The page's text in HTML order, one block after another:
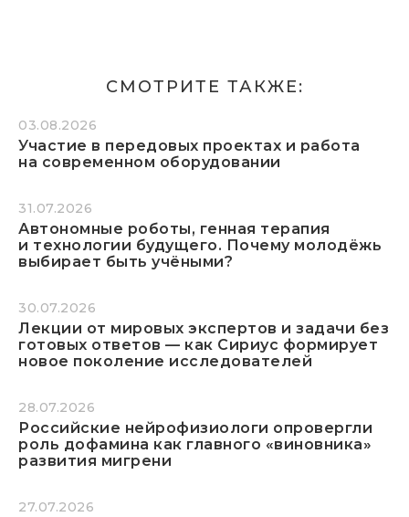
СМОТРИТЕ ТАКЖЕ:
03.08.2026
Участие в передовых проектах и работа
на современном оборудовании
31.07.2026
Автономные роботы, генная терапия
и технологии будущего. Почему молодёжь
выбирает быть учёными?
30.07.2026
Лекции от мировых экспертов и задачи без
готовых ответов — как Сириус формирует
новое поколение исследователей
28.07.2026
Российские нейрофизиологи опровергли
роль дофамина как главного «виновника»
развития мигрени
27.07.2026